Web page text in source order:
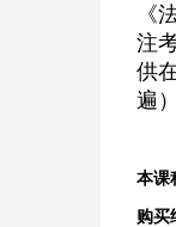
《
注
供
遍）
本课
购买